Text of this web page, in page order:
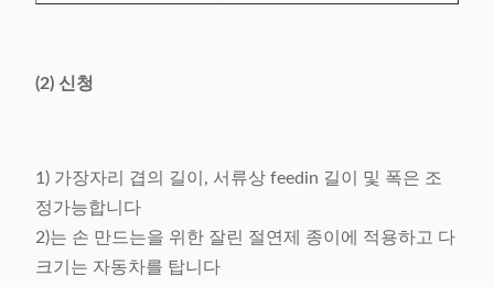
절단 속도
전력 공급
기계 무게
(2) 신청
1) 가장자리 겹의 길이, 서류상 feedin 길이 및 폭은 조
정가능합니다
2)는 손 만드는을 위한 잘린 절연제 종이에 적용하고 다
크기는 자동차를 탑니다